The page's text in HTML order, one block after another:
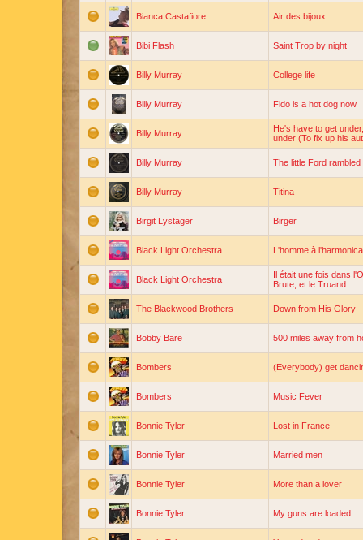
Bianca Castafiore Air des bijoux
Bibi Flash Saint Trop by night
Billy Murray College life
Billy Murray Fido is a hot dog now
Billy Murray
He's have to get
under (To fix up his
Billy Murray The little Ford rambled
Billy Murray Titina
Birgit Lystager Birger
Black Light Orchestra L'homme à l'harmonica
Black Light Orchestra
Il était une fois dans
Brute, et le Truand
The Blackwood Brothers Down from His Glory
Bobby Bare 500 miles away from
Bombers (Everybody) get
Bombers Music Fever
Bonnie Tyler Lost in France
Bonnie Tyler Married men
Bonnie Tyler More than a lover
Bonnie Tyler My guns are loaded